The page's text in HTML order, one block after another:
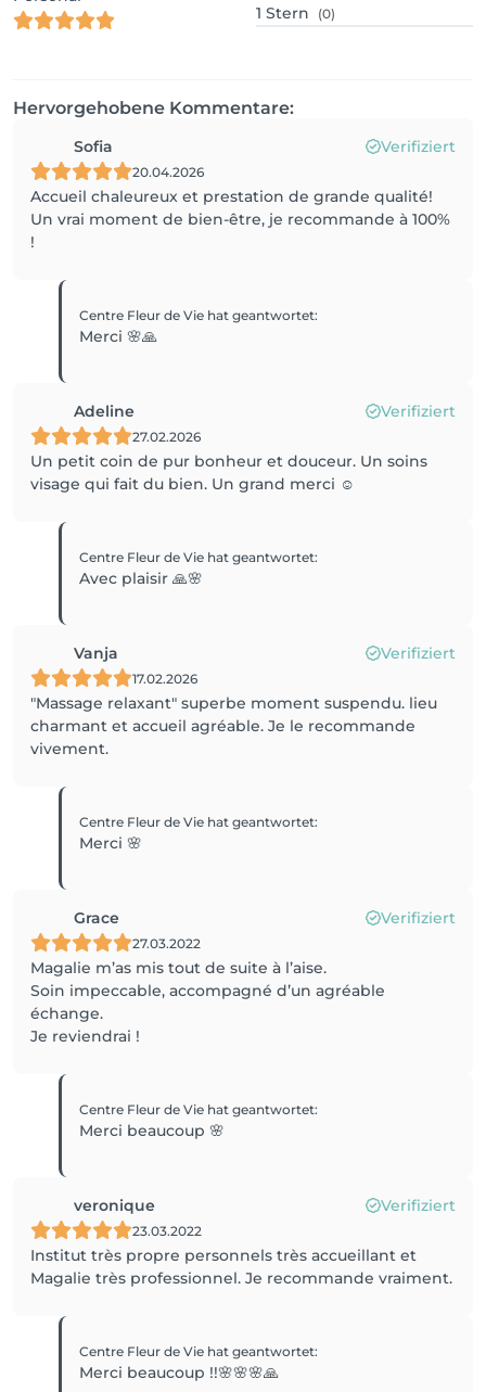
1 Stern (0)
Hervorgehobene Kommentare:
Sofia Verifiziert
20.04.2026
Accueil chaleureux et prestation de grande qualité!
Un vrai moment de bien-être, je recommande à 100%
!
Centre Fleur de Vie hat geantwortet:
Merci 🌸🙏
Adeline Verifiziert
27.02.2026
Un petit coin de pur bonheur et douceur. Un soins
visage qui fait du bien. Un grand merci ☺️
Centre Fleur de Vie hat geantwortet:
Avec plaisir 🙏🌸
Vanja Verifiziert
17.02.2026
"Massage relaxant" superbe moment suspendu. lieu
charmant et accueil agréable. Je le recommande
vivement.
Centre Fleur de Vie hat geantwortet:
Merci 🌸
Grace Verifiziert
27.03.2022
Magalie m’as mis tout de suite à l’aise.
Soin impeccable, accompagné d’un agréable
échange.
Je reviendrai !
Centre Fleur de Vie hat geantwortet:
Merci beaucoup 🌸
veronique Verifiziert
23.03.2022
Institut très propre personnels très accueillant et
Magalie très professionnel. Je recommande vraiment.
Centre Fleur de Vie hat geantwortet:
Merci beaucoup !!🌸🌸🌸🙏